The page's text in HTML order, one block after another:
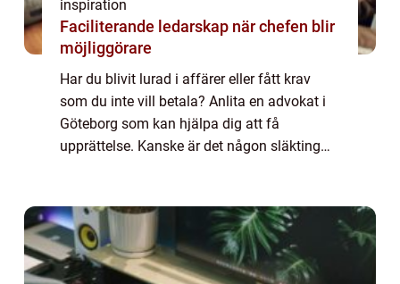
inspiration
Faciliterande ledarskap när chefen blir
möjliggörare
Har du blivit lurad i affärer eller fått krav
som du inte vill betala? Anlita en advokat i
Göteborg som kan hjälpa dig att få
upprättelse. Kanske är det någon släkting